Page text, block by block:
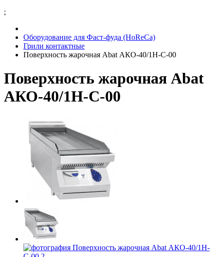
;
Оборудование для Фаст-фуда (HoReCa)
Грили контактные
Поверхность жарочная Abat АКО-40/1Н-С-00
Поверхность жарочная Abat
АКО-40/1Н-С-00